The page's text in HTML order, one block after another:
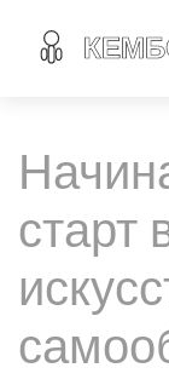
старт